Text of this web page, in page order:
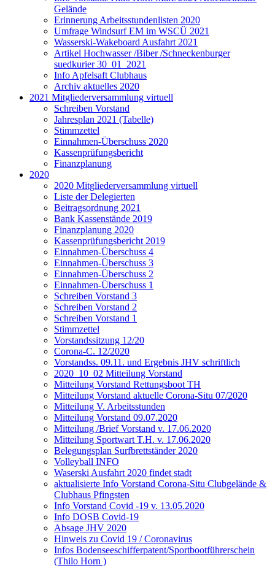
Gelände
Erinnerung Arbeitsstundenlisten 2020
Umfrage Windsurf EM im WSCÜ 2021
Wasserski-Wakeboard Ausfahrt 2021
Artikel Hochwasser /Biber /Schneckenburger
suedkurier 30_01_2021
Info Apfelsaft Clubhaus
Archiv aktuelles 2020
2021 Mitgliederversammlung virtuell
Schreiben Vorstand
Jahresplan 2021 (Tabelle)
Stimmzettel
Einnahmen-Überschuss 2020
Kassenprüfungsbericht
Finanzplanung
2020
2020 Mitgliederversammlung virtuell
Liste der Delegierten
Beitragsordnung 2021
Bank Kassenstände 2019
Finanzplanung 2020
Kassenprüfungsbericht 2019
Einnahmen-Überschuss 4
Einnahmen-Überschuss 3
Einnahmen-Überschuss 2
Einnahmen-Überschuss 1
Schreiben Vorstand 3
Schreiben Vorstand 2
Schreiben Vorstand 1
Stimmzettel
Vorstandssitzung 12/20
Corona-C. 12/2020
Vorstandss. 09.11. und Ergebnis JHV schriftlich
2020_10_02 Mitteilung Vorstand
Mitteilung Vorstand Rettungsboot TH
Mitteilung Vorstand aktuelle Corona-Situ 07/2020
Mitteilung V. Arbeitsstunden
Mitteilung Vorstand 09.07.2020
Mitteilung /Brief Vorstand v. 17.06.2020
Mitteilung Sportwart T.H. v. 17.06.2020
Belegungsplan Surfbrettständer 2020
Volleyball INFO
Waserski Ausfahrt 2020 findet stadt
aktualisierte Info Vorstand Corona-Situ Clubgelände &
Clubhaus Pfingsten
Info Vorstand Covid -19 v. 13.05.2020
Info DOSB Covid-19
Absage JHV 2020
Hinweis zu Covid 19 / Coronavirus
Infos Bodenseeschifferpatent/Sportbootführerschein
(Thilo Horn )